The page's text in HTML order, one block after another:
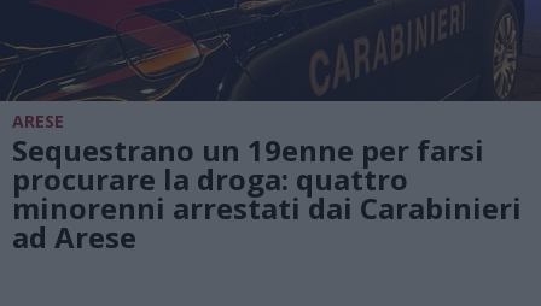
ARESE
Sequestrano un 19enne per farsi
procurare la droga: quattro
minorenni arrestati dai Carabinieri
ad Arese